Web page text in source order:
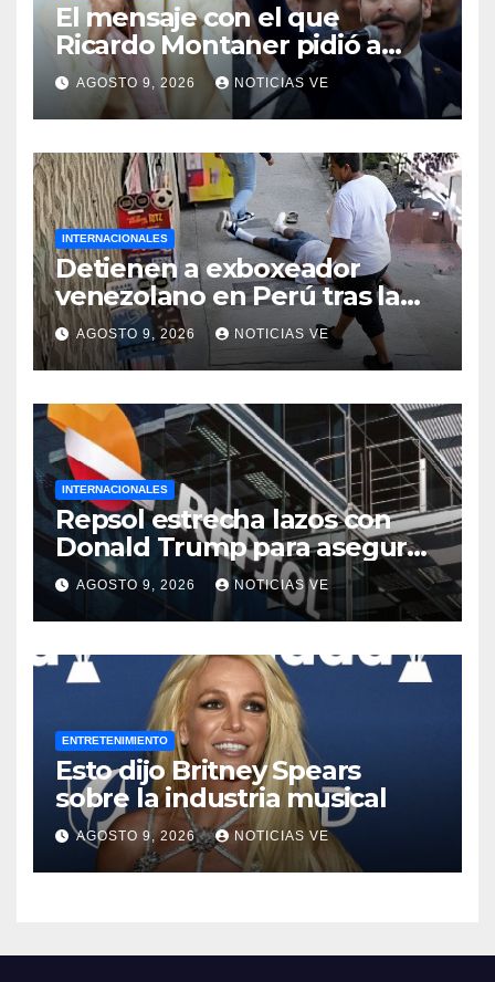
El mensaje con el que
Ricardo Montaner pidió a
Abelardo de la Espriella
ayudar a Venezuela
AGOSTO 9, 2026 NOTICIAS VE
INTERNACIONALES
Detienen a exboxeador
venezolano en Perú tras la
muerte de mototaxista
durante una riña
AGOSTO 9, 2026 NOTICIAS VE
INTERNACIONALES
Repsol estrecha lazos con
Donald Trump para asegurar
negocios en Venezuela
AGOSTO 9, 2026 NOTICIAS VE
ENTRETENIMIENTO
Esto dijo Britney Spears
sobre la industria musical
AGOSTO 9, 2026 NOTICIAS VE